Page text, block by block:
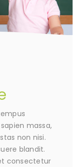
massa,
non nisi.
blandit.
consectetur